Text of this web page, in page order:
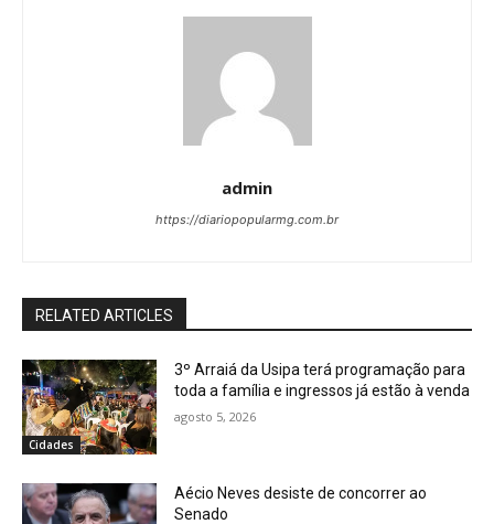
admin
https://diariopopularmg.com.br
RELATED ARTICLES
Cidades
3º Arraiá da Usipa terá programação para
toda a família e ingressos já estão à venda
agosto 5, 2026
Aécio Neves desiste de concorrer ao
Senado